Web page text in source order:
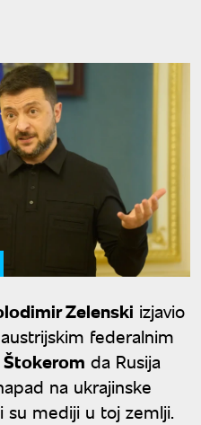
Zelenski izjavio
federalnim
da Rusija
na ukrajinske
su mediji u toj zemlji.